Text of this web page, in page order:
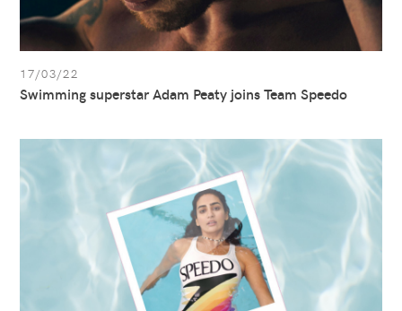
17/03/22
Swimming superstar Adam Peaty joins Team Speedo
Afficher
Ajoutez
une
touche